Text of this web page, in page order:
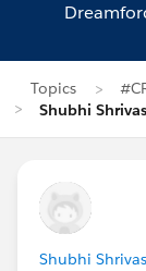
Topics
Shubhi
Shubhi